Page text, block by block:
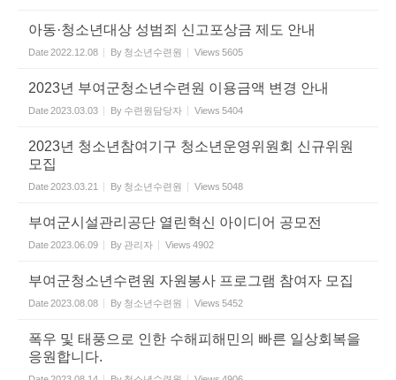
아동·청소년대상 성범죄 신고포상금 제도 안내
Date2022.12.08 By 청소년수련원 Views 5605
2023년 부여군청소년수련원 이용금액 변경 안내
Date2023.03.03 By 수련원담당자 Views 5404
2023년 청소년참여기구 청소년운영위원회 신규위원
모집
Date2023.03.21 By 청소년수련원 Views 5048
부여군시설관리공단 열린혁신 아이디어 공모전
Date2023.06.09 By 관리자 Views 4902
부여군청소년수련원 자원봉사 프로그램 참여자 모집
Date2023.08.08 By 청소년수련원 Views 5452
폭우 및 태풍으로 인한 수해피해민의 빠른 일상회복을
응원합니다.